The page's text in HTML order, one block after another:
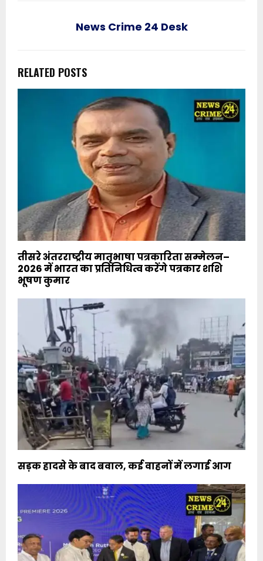
News Crime 24 Desk
RELATED POSTS
तीसरे अंतरराष्ट्रीय मातृभाषा पत्रकारिता सम्मेलन–
2026 में भारत का प्रतिनिधित्व करेंगे पत्रकार शशि
भूषण कुमार
सड़क हादसे के बाद बवाल, कई वाहनों में लगाई आग